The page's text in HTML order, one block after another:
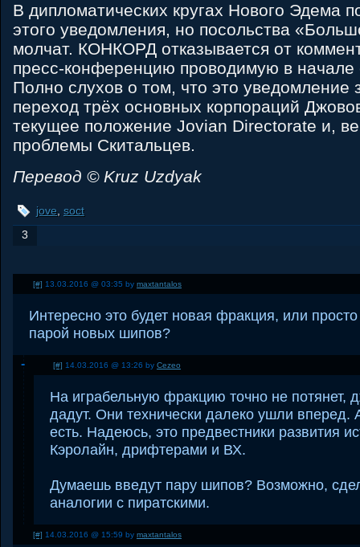
В дипломатических кругах Нового Эдема
этого уведомления, но посольства
молчат. КОНКОРД отказывается от
пресс-конференцию проводимую в
Полно слухов о том, что это уведомление
переход трёх основных корпораций
текущее положение Jovian Directorate и,
проблемы Скитальцев.
Перевод © Kruz Uzdyak
jove soct
3
[#] 13.03.2016 @ 03:35 by maxtantalos
Интересно это будет новая фракция, или
парой новых шипов?
[#] 14.03.2016 @ 13:26 by Cezeo
На играбельную фракцию точно не потянет,
дадут. Они технически далеко ушли вперед.
есть. Надеюсь, это предвестники развития
Кэролайн, дрифтерами и ВХ.
Думаешь введут пару шипов? Возможно,
аналогии с пиратскими.
[#] 14.03.2016 @ 15:59 by maxtantalos